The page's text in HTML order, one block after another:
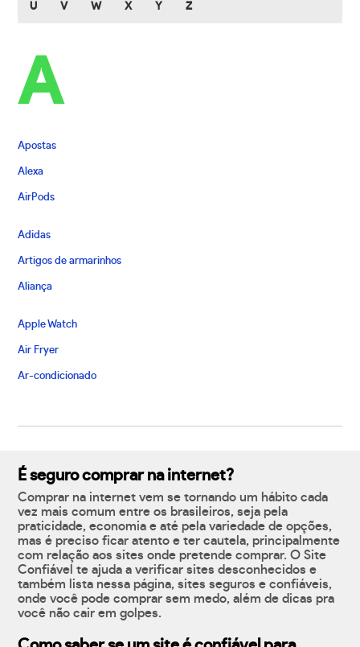
U V W X Y Z
A
Apostas
Alexa
AirPods
Adidas
Artigos de armarinhos
Aliança
Apple Watch
Air Fryer
Ar-condicionado
É seguro comprar na internet?
Comprar na internet vem se tornando um hábito cada
vez mais comum entre os brasileiros, seja pela
praticidade, economia e até pela variedade de opções,
mas é preciso ficar atento e ter cautela, principalmente
com relação aos sites onde pretende comprar. O Site
Confiável te ajuda a verificar sites desconhecidos e
também lista nessa página, sites seguros e confiáveis,
onde você pode comprar sem medo, além de dicas pra
você não cair em golpes.